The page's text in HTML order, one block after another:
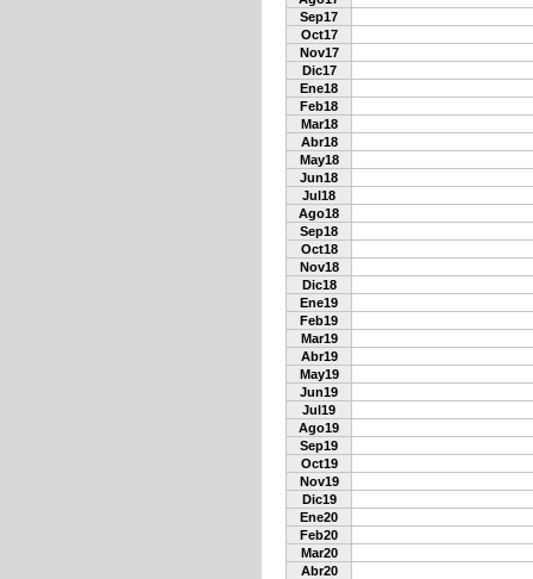
Sep17
Oct17
Nov17
Dic17
Ene18
Feb18
Mar18
Abr18
May18
Jun18
Jul18
Ago18
Sep18
Oct18
Nov18
Dic18
Ene19
Feb19
Mar19
Abr19
May19
Jun19
Jul19
Ago19
Sep19
Oct19
Nov19
Dic19
Ene20
Feb20
Mar20
Abr20